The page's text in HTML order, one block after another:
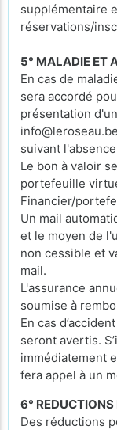
supplémentaire
réservations/
5° MALADIE ET
En cas de
sera accordé
présentation
suivant
Le bon à valoir
portefeuille
Financier/
Un mail
et le moyen de
non cessible et
mail.
L'assurance
soumise à
En cas
seront avertis.
immédiatement
fera appel à un
6°
Des réductions